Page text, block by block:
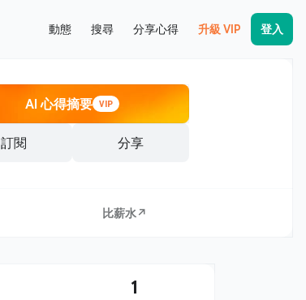
動態 搜尋 分享心得 升級 VIP 登入
AI 心得摘要 VIP
訂閱 分享
比薪水↗
1